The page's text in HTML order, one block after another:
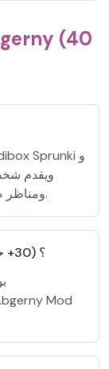
ومناظر صوتية محسّنة لتجربة موسيقية فريدة.
من قام بإنشاء Sprunkgerny Mod؟ (30+ حرفًا)